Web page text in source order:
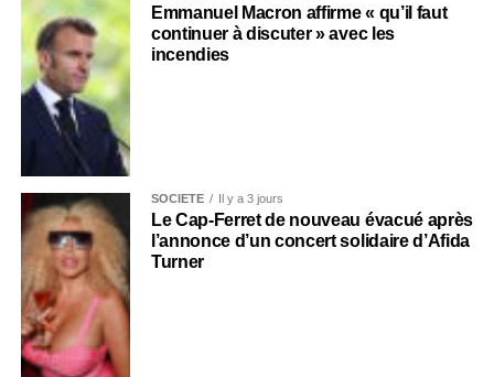
Emmanuel Macron affirme « qu’il faut
continuer à discuter » avec les
incendies
SOCIÉTÉ Il y a 3 jours
Le Cap-Ferret de nouveau évacué après
l’annonce d’un concert solidaire d’Afida
Turner